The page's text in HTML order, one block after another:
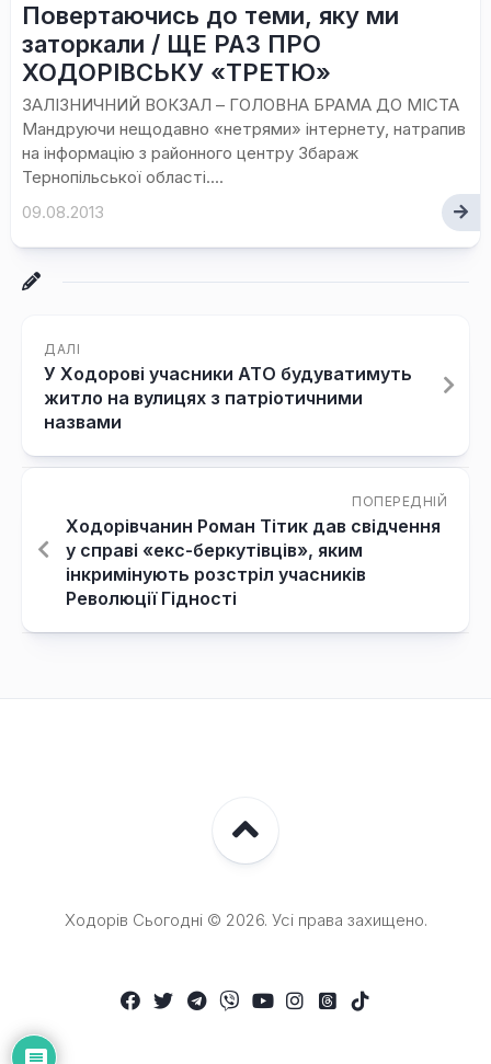
Повертаючись до теми, яку ми
заторкали / ЩЕ РАЗ ПРО
ХОДОРІВСЬКУ «ТРЕТЮ»
ЗАЛІЗНИЧНИЙ ВОКЗАЛ – ГОЛОВНА БРАМА ДО МІСТА
Мандруючи нещодавно «нетрями» інтернету, натрапив
на інформацію з районного центру Збараж
Тернопільської області....
09.08.2013
ДАЛІ
У Ходорові учасники АТО будуватимуть
житло на вулицях з патріотичними
назвами
ПОПЕРЕДНІЙ
Ходорівчанин Роман Тітик дав свідчення
у справі «екс-беркутівців», яким
інкримінують розстріл учасників
Революції Гідності
Ходорів Сьогодні © 2026. Усі права захищено.